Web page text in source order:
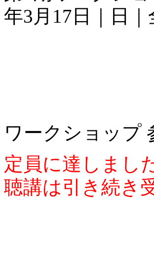
年3月17日｜日｜
ワークショップ
定員に達しまし
聴講は引き続き